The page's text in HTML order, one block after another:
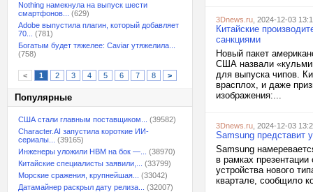
Nothing намекнула на выпуск шести
смартфонов...
(629)
Adobe выпустила плагин, который добавляет
70...
(781)
Богатым будет тяжелее: Caviar утяжелила...
(758)
< 1 2 3 4 5 6 7 8 >
Популярные
США стали главным поставщиком...
(39582)
Character.AI запустила короткие ИИ-
сериалы...
(39165)
Инженеры уложили HBM на бок —...
(38970)
Китайские специалисты заявили,...
(33799)
Морские сражения, крупнейшая...
(33042)
Датамайнер раскрыл дату релиза...
(32007)
3Dnews.ru , 2024-12-03
Китайские
санкциями
Новый пакет
США назвали
для выпуска чипов.
врасплох, и даже
изображения:...
3Dnews.ru , 2024-12-03
Samsung представит
Samsung
в рамках
устройства нового
квартале, сообщило